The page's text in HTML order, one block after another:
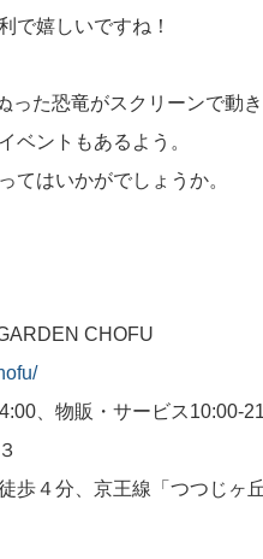
で嬉しいですね！
った恐竜がスクリーンで動
ベントもあるよう。
てはいかがでしょうか。
CHOFU
、物販・サービス10:00-
歩４分、京王線「つつじヶ